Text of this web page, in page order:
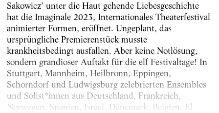
Sakowicz’ unter die Haut gehende Liebesgeschichte
hat die Imaginale 2023, Internationales Theaterfestival
animierter Formen, eröffnet. Ungeplant, das
ursprüngliche Premierenstück musste
krankheitsbedingt ausfallen. Aber keine Notlösung,
sondern grandioser Auftakt für die elf Festivaltage! In
Stuttgart, Mannheim, Heilbronn, Eppingen,
Schorndorf und Ludwigsburg zelebrierten Ensembles
und Solist*innen aus Deutschland, Frankreich,
Norwegen, Spanien, Israel, Dänemark, Belgien, El